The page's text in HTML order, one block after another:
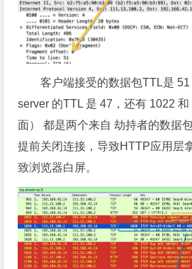
客户端接受的数据包TTL是
server 的TTL 是 47，还有 1022
面） 都是两个来自 劫持者的数据
提前关闭连接，导致HTTP应用层
致浏览器白屏。